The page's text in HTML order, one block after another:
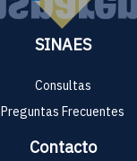
SINAES
Consultas
Preguntas Frecuentes
Contacto